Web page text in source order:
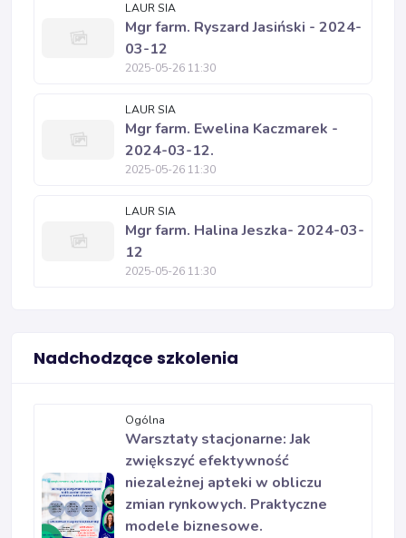
LAUR SIA
Mgr farm. Ryszard Jasiński - 2024-
03-12
2025-05-26 11:30
LAUR SIA
Mgr farm. Ewelina Kaczmarek -
2024-03-12.
2025-05-26 11:30
LAUR SIA
Mgr farm. Halina Jeszka- 2024-03-
12
2025-05-26 11:30
Nadchodzące szkolenia
Ogólna
Warsztaty stacjonarne: Jak
zwiększyć efektywność
niezależnej apteki w obliczu
zmian rynkowych. Praktyczne
modele biznesowe.